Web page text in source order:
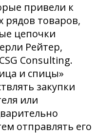
привели к
рядов товаров,
цепочки
Рейтер,
Consulting.
и спицы»
закупки
или
отправлять его